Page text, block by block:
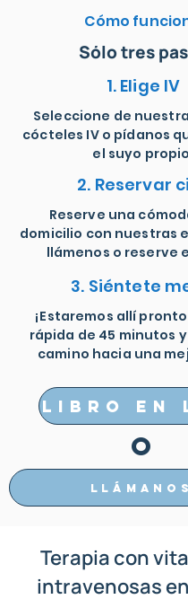
Cómo
Sólo tres
1. Elige IV
Seleccione de
cócteles IV o pídanos
el suyo
2. Reservar
Reserve una
domicilio con nuestras
llámenos o reserve
3. Siéntete
¡Estaremos allí
rápida de 45 minutos
camino hacia una
O
Llámanos
Terapia con
intravenosas